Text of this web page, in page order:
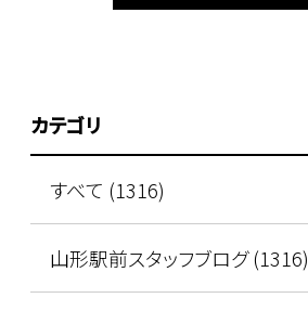
カテゴリ
すべて (1316)
山形駅前スタッフブログ (1316)